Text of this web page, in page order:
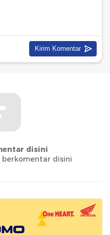
disini
disini